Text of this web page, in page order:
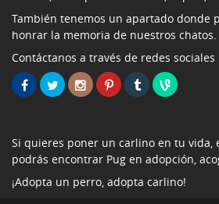
También tenemos un apartado donde
honrar la memoria de nuestros chatos.
Contáctanos a través de redes sociales
Si quieres poner un carlino en tu vida,
podrás encontrar Pug en adopción,
¡Adopta un perro, adopta carlino!